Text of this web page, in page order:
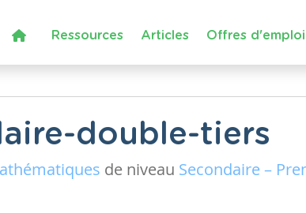
Ressources Articles Offres d'emploi
double-tiers
de niveau Secondaire –